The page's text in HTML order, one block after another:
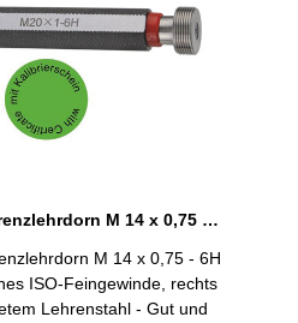
Gewinde-Grenzlehrdorn M 14 x 0,75 - 6H DIN 13
M 14 x 0,75 - 6H
ISO-Feingewinde, rechts
Lehrenstahl - Gut und